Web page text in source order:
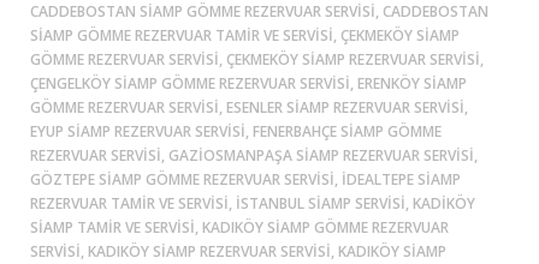
CADDEBOSTAN SIAMP GÖMME REZERVUAR SERVISI, CADDEBOSTAN
SIAMP GÖMME REZERVUAR TAMIR VE SERVISI, ÇEKMEKÖY SIAMP
GÖMME REZERVUAR SERVISI, ÇEKMEKÖY SIAMP REZERVUAR SERVISI,
ÇENGELKÖY SIAMP GÖMME REZERVUAR SERVISI, ERENKÖY SIAMP
GÖMME REZERVUAR SERVISI, ESENLER SIAMP REZERVUAR SERVISI,
EYUP SIAMP REZERVUAR SERVISI, FENERBAHÇE SIAMP GÖMME
REZERVUAR SERVISI, GAZIOSMANPAŞA SIAMP REZERVUAR SERVISI,
GÖZTEPE SIAMP GÖMME REZERVUAR SERVISI, İDEALTEPE SIAMP
REZERVUAR TAMIR VE SERVISI, ISTANBUL SIAMP SERVISI, KADİKÖY
SIAMP TAMIR VE SERVISI, KADIKÖY SIAMP GÖMME REZERVUAR
SERVISI, KADIKÖY SIAMP REZERVUAR SERVISI, KADIKÖY SIAMP